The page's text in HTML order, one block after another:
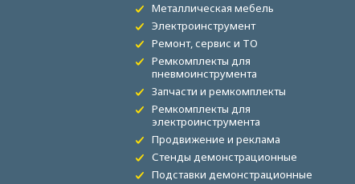
Металлическая мебель
Электроинструмент
Ремонт, сервис и ТО
Ремкомплекты для
пневмоинструмента
Запчасти и ремкомплекты
Ремкомплекты для
электроинструмента
Продвижение и реклама
Стенды демонстрационные
Подставки демонстрационные